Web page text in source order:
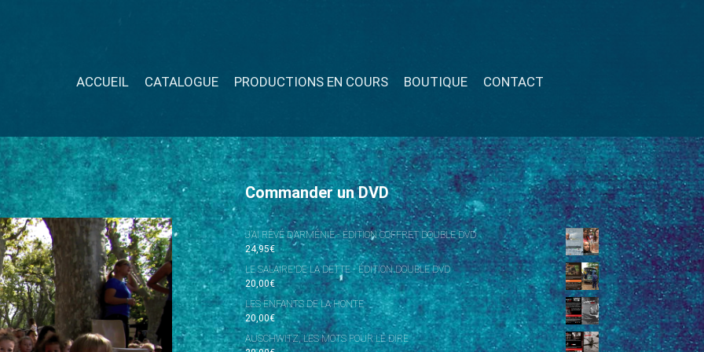
ACCUEIL CATALOGUE PRODUCTIONS EN COURS BOUTIQUE CONTACT
Commander un DVD
J’AI RÊVÉ D’ARMÉNIE - ÉDITION COFFRET DOUBLE DVD
24,95€
LE SALAIRE DE LA DETTE - ÉDITION DOUBLE DVD
20,00€
LES ENFANTS DE LA HONTE
20,00€
AUSCHWITZ, LES MOTS POUR LE DIRE